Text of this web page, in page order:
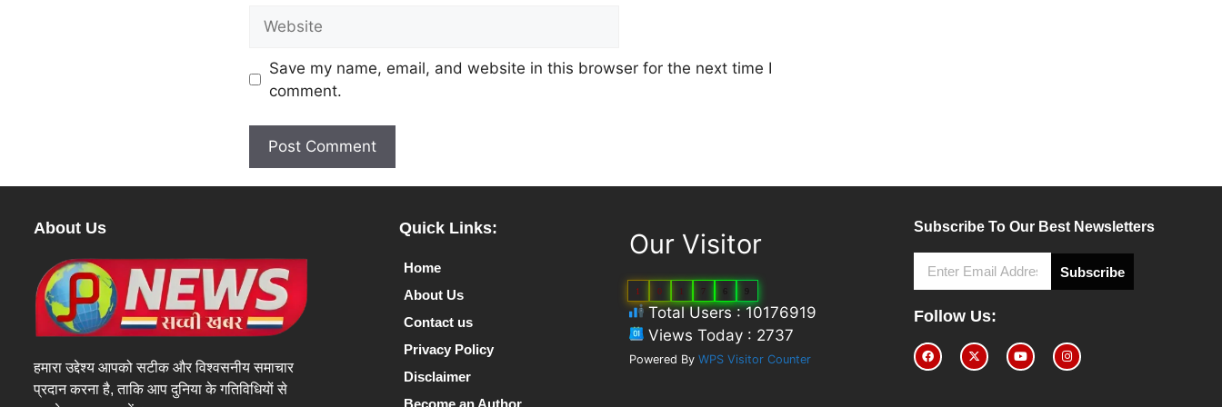
Save my name, email, and website in this browser for the next time I
comment.
About Us
हमारा उद्देश्य आपको सटीक और विश्वसनीय समाचार
प्रदान करना है, ताकि आप दुनिया के गतिविधियों से
Quick Links:
Home
About Us
Contact us
Privacy Policy
Disclaimer
Become an Author
Our Visitor
1 0 1
Total Users : 10176919
Views Today : 2737
Powered By WPS Visitor Counter
Subscribe To Our Best Newsletters
Subscribe
Follow Us: